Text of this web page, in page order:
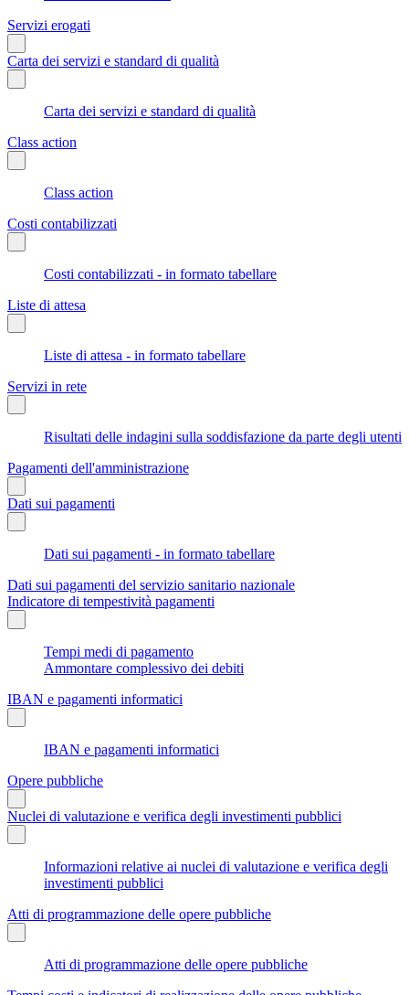
Servizi erogati
Carta dei servizi e standard di qualità
Carta dei servizi e standard di qualità
Class action
Class action
Costi contabilizzati
Costi contabilizzati - in formato tabellare
Liste di attesa
Liste di attesa - in formato tabellare
Servizi in rete
Risultati delle indagini sulla soddisfazione da parte degli utenti
Pagamenti dell'amministrazione
Dati sui pagamenti
Dati sui pagamenti - in formato tabellare
Dati sui pagamenti del servizio sanitario nazionale
Indicatore di tempestività pagamenti
Tempi medi di pagamento
Ammontare complessivo dei debiti
IBAN e pagamenti informatici
IBAN e pagamenti informatici
Opere pubbliche
Nuclei di valutazione e verifica degli investimenti pubblici
Informazioni relative ai nuclei di valutazione e verifica degli
investimenti pubblici
Atti di programmazione delle opere pubbliche
Atti di programmazione delle opere pubbliche